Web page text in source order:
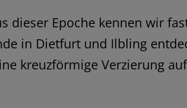
dieser Epoche kennen wir
in Dietfurt und Ilbling
kreuzförmige Verzierung